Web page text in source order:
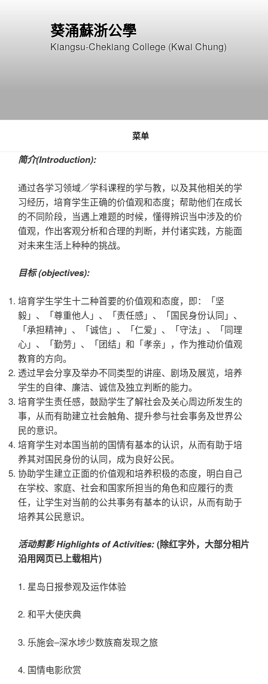
葵涌蘇浙公學
Kiangsu-Chekiang College (Kwai Chung)
菜单
简介(Introduction):
通过各学习领域／学科课程的学与教，以及其他相关的学
习经历，培育学生正确的价值观和态度；帮助他们在成长
的不同阶段，当遇上难题的时候，懂得辨识当中涉及的价
值观，作出客观分析和合理的判断，并付诸实践，方能面
对未来生活上种种的挑战。
目标 (objectives):
培育学生学生十二种首要的价值观和态度，即：「坚
毅」、「尊重他人」、「责任感」、「国民身份认同」、
「承担精神」、「诚信」、「仁爱」、「守法」、「同理
心」、「勤劳」、「团结」和「孝亲」，作为推动价值观
教育的方向。
透过早会分享及举办不同类型的讲座、剧场及展览，培养
学生的自律、廉洁、诚信及独立判断的能力。
培育学生责任感，鼓励学生了解社会及关心周边所发生的
事，从而有助建立社会触角、提升参与社会事务及世界公
民的意识。
培育学生对本国当前的国情有基本的认识，从而有助于培
养其对国民身份的认同，成为良好公民。
协助学生建立正面的价值观和培养积极的态度，明白自己
在学校、家庭、社会和国家所担当的角色和应履行的责
任，让学生对当前的公共事务有基本的认识，从而有助于
培养其公民意识。
活动剪影 Highlights of Activities:(除红字外，大部分相片
沿用网页已上载相片)
1. 星岛日报参观及运作体验
2. 和平大使庆典
3. 乐施会–深水埗少数族裔发现之旅
4. 国情电影欣赏